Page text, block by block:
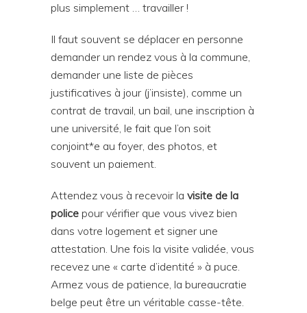
plus simplement … travailler !
Il faut souvent se déplacer en personne
demander un rendez vous à la commune,
demander une liste de pièces
justificatives à jour (j’insiste), comme un
contrat de travail, un bail, une inscription à
une université, le fait que l’on soit
conjoint*e au foyer, des photos, et
souvent un paiement.
Attendez vous à recevoir la visite de la
police pour vérifier que vous vivez bien
dans votre logement et signer une
attestation. Une fois la visite validée, vous
recevez une « carte d’identité » à puce.
Armez vous de patience, la bureaucratie
belge peut être un véritable casse-tête.